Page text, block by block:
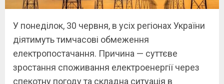
У понеділок, 30 червня, в усіх регіонах України
діятимуть тимчасові обмеження
електропостачання. Причина — суттєве
зростання споживання електроенергії через
спекотну погоду та складна ситуація в